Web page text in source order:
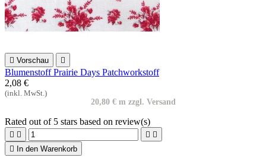
 Vorschau 
Blumenstoff Prairie Days Patchworkstoff
2,08 €
(inkl. MwSt.)
20,80 € m zzgl. Versand
Rated out of 5 stars based on review(s)
   

In den Warenkorb